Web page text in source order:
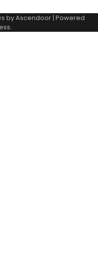
byAscendoor| Powered
.